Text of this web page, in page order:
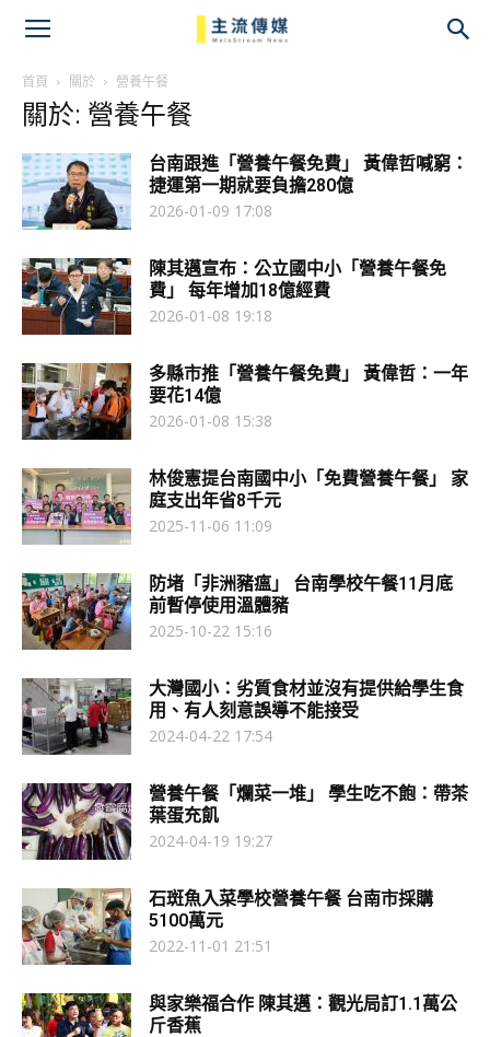
首頁 關於 營養午餐
關於: 營養午餐
台南跟進「營養午餐免費」 黃偉哲喊窮：
捷運第一期就要負擔280億
2026-01-09 17:08
陳其邁宣布：公立國中小「營養午餐免
費」 每年增加18億經費
2026-01-08 19:18
多縣市推「營養午餐免費」 黃偉哲：一年
要花14億
2026-01-08 15:38
林俊憲提台南國中小「免費營養午餐」 家
庭支出年省8千元
2025-11-06 11:09
防堵「非洲豬瘟」 台南學校午餐11月底
前暫停使用溫體豬
2025-10-22 15:16
大灣國小：劣質食材並沒有提供給學生食
用、有人刻意誤導不能接受
2024-04-22 17:54
營養午餐「爛菜一堆」 學生吃不飽：帶茶
葉蛋充飢
2024-04-19 19:27
石斑魚入菜學校營養午餐 台南市採購
5100萬元
2022-11-01 21:51
與家樂福合作 陳其邁：觀光局訂1.1萬公
斤香蕉